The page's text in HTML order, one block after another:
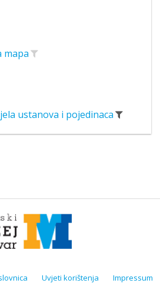
mapa
ustanova i pojedinaca
Uvjeti korištenja Impressum